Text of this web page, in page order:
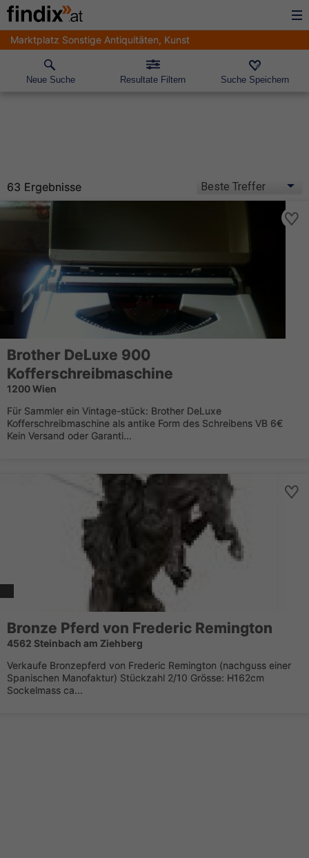
Marktplatz Sonstige Antiquitäten, Kunst
Neue Suche Resultate Filtern Suche Speichern
63 Ergebnisse
Brother DeLuxe 900
Kofferschreibmaschine
1200 Wien
Für Sammler ein Vintage-stück: Brother DeLuxe
Kofferschreibmaschine als antike Form des Schreibens VB 6€
Kein Versand oder Garanti...
Bronze Pferd von Frederic Remington
4562 Steinbach am Ziehberg
Verkaufe Bronzepferd von Frederic Remington (nachguss einer
Spanischen Manofaktur) Stückzahl 2/10 Grösse: H162cm
Sockelmass ca...